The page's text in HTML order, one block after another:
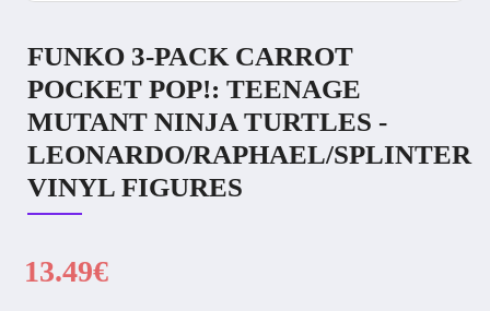
FUNKO 3-PACK CARROT
POCKET POP!: TEENAGE
MUTANT NINJA TURTLES -
LEONARDO/RAPHAEL/SPLINTER
VINYL FIGURES
13.49€